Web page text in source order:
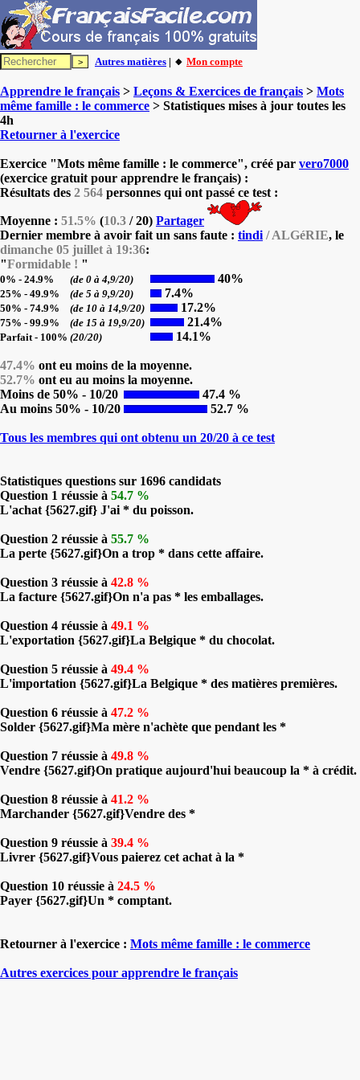
Autres matières | 🔸 Mon compte
Apprendre le français > Leçons & Exercices de français > Mots
même famille : le commerce > Statistiques mises à jour toutes les
4h
Retourner à l'exercice
Exercice "Mots même famille : le commerce", créé par vero7000
(exercice gratuit pour apprendre le français) :
Résultats des 2 564 personnes qui ont passé ce test :
Moyenne : 51.5% (10.3 / 20) Partager
Dernier membre à avoir fait un sans faute : tindi / ALGéRIE, le
dimanche 05 juillet à 19:36:
"Formidable ! "
0% - 24.9% (de 0 à 4,9/20) 40%
25% - 49.9% (de 5 à 9,9/20) 7.4%
50% - 74.9% (de 10 à 14,9/20) 17.2%
75% - 99.9% (de 15 à 19,9/20) 21.4%
Parfait - 100% (20/20) 14.1%
47.4% ont eu moins de la moyenne.
52.7% ont eu au moins la moyenne.
Moins de 50% - 10/20
47.4 %
Au moins 50% - 10/20
52.7 %
Tous les membres qui ont obtenu un 20/20 à ce test
Statistiques questions sur 1696 candidats
Question 1 réussie à 54.7 %
L'achat {5627.gif} J'ai * du poisson.
Question 2 réussie à 55.7 %
La perte {5627.gif}On a trop * dans cette affaire.
Question 3 réussie à 42.8 %
La facture {5627.gif}On n'a pas * les emballages.
Question 4 réussie à 49.1 %
L'exportation {5627.gif}La Belgique * du chocolat.
Question 5 réussie à 49.4 %
L'importation {5627.gif}La Belgique * des matières premières.
Question 6 réussie à 47.2 %
Solder {5627.gif}Ma mère n'achète que pendant les *
Question 7 réussie à 49.8 %
Vendre {5627.gif}On pratique aujourd'hui beaucoup la * à crédit.
Question 8 réussie à 41.2 %
Marchander {5627.gif}Vendre des *
Question 9 réussie à 39.4 %
Livrer {5627.gif}Vous paierez cet achat à la *
Question 10 réussie à 24.5 %
Payer {5627.gif}Un * comptant.
Retourner à l'exercice : Mots même famille : le commerce
Autres exercices pour apprendre le français